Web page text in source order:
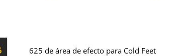
625 de área de efecto para Cold Feet